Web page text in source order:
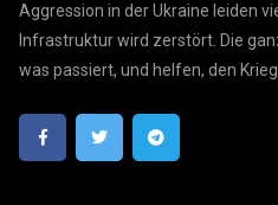
Aggression in der Ukraine leiden
Infrastruktur wird zerstört. Die
was passiert, und helfen, den